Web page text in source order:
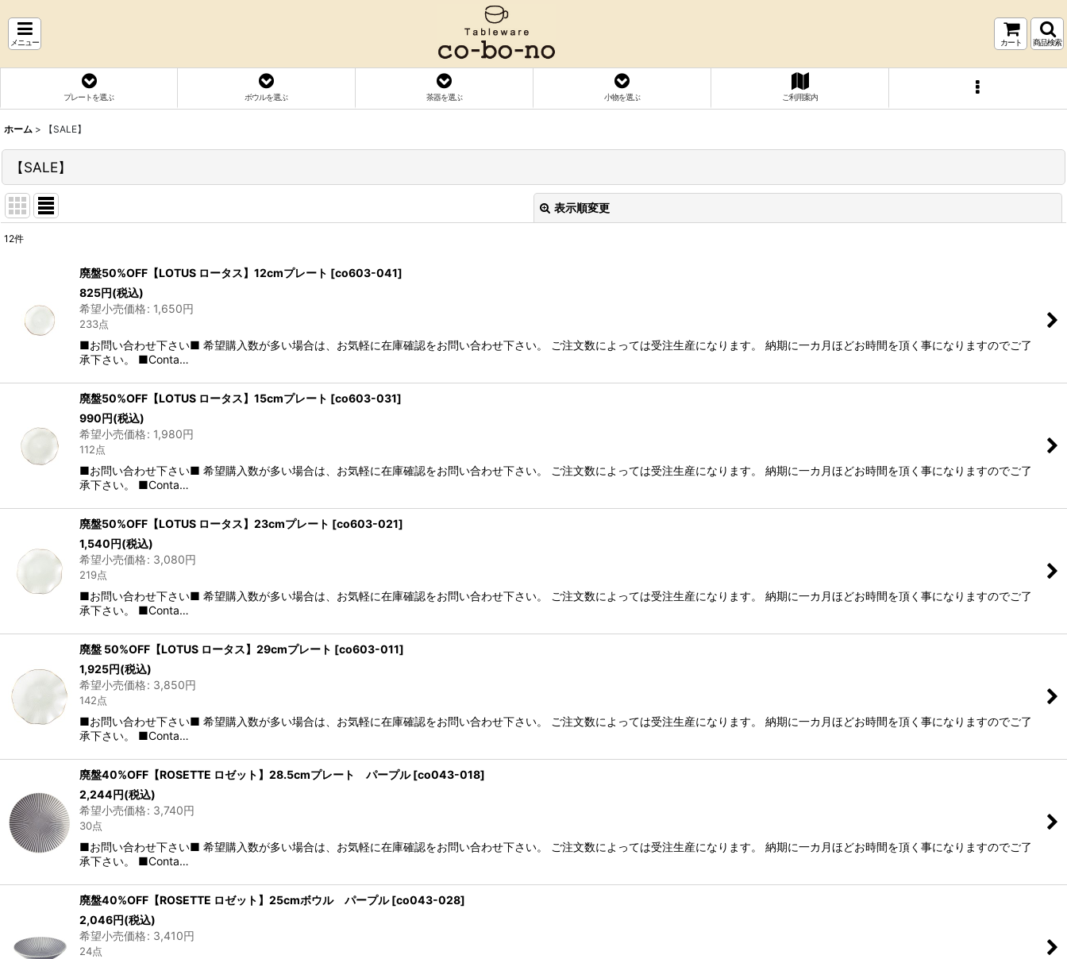
メニュー カート 商品検索
プレートを選ぶ ボウルを選ぶ 茶器を選ぶ 小物を選ぶ ご利用案内
ホーム > 【SALE】
【SALE】
表示順変更
絞り込む
12件
廃盤50%OFF【LOTUS ロータス】12cmプレート [co603-041]
825円(税込)
希望小売価格: 1,650円
233点
■お問い合わせ下さい■ 希望購入数が多い場合は、お気軽に在庫確認をお問い合わせ下さい。 ご注文数によっては受注生産になります。 納期に一カ月ほどお時間を頂く事になりますのでご了
承下さい。 ■Conta…
廃盤50%OFF【LOTUS ロータス】15cmプレート [co603-031]
990円(税込)
希望小売価格: 1,980円
112点
■お問い合わせ下さい■ 希望購入数が多い場合は、お気軽に在庫確認をお問い合わせ下さい。 ご注文数によっては受注生産になります。 納期に一カ月ほどお時間を頂く事になりますのでご了
承下さい。 ■Conta…
廃盤50%OFF【LOTUS ロータス】23cmプレート [co603-021]
1,540円(税込)
希望小売価格: 3,080円
219点
■お問い合わせ下さい■ 希望購入数が多い場合は、お気軽に在庫確認をお問い合わせ下さい。 ご注文数によっては受注生産になります。 納期に一カ月ほどお時間を頂く事になりますのでご了
承下さい。 ■Conta…
廃盤 50%OFF【LOTUS ロータス】29cmプレート [co603-011]
1,925円(税込)
希望小売価格: 3,850円
142点
■お問い合わせ下さい■ 希望購入数が多い場合は、お気軽に在庫確認をお問い合わせ下さい。 ご注文数によっては受注生産になります。 納期に一カ月ほどお時間を頂く事になりますのでご了
承下さい。 ■Conta…
廃盤40%OFF【ROSETTE ロゼット】28.5cmプレート パープル [co043-018]
2,244円(税込)
希望小売価格: 3,740円
30点
■お問い合わせ下さい■ 希望購入数が多い場合は、お気軽に在庫確認をお問い合わせ下さい。 ご注文数によっては受注生産になります。 納期に一カ月ほどお時間を頂く事になりますのでご了
承下さい。 ■Conta…
廃盤40%OFF【ROSETTE ロゼット】25cmボウル パープル [co043-028]
2,046円(税込)
希望小売価格: 3,410円
24点